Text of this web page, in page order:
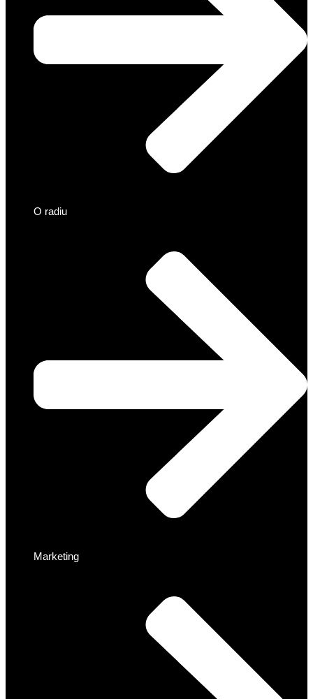
O radiu
Marketing